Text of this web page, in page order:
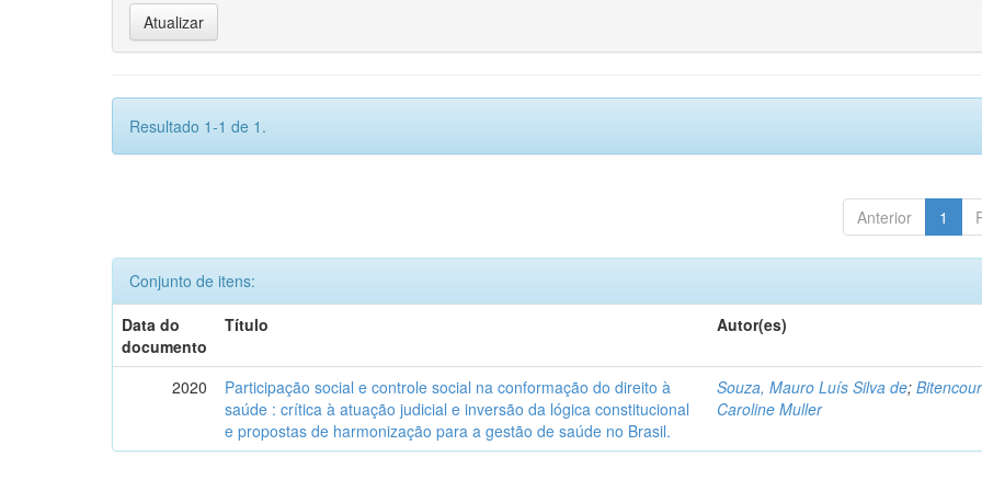
Resultado 1-1 de 1.
Anterior 1
Conjunto de itens:
Data do
documento
Título Autor(es)
2020
Participação social e controle social na conformação do direito à
saúde : crítica à atuação judicial e inversão da lógica constitucional
e propostas de harmonização para a gestão de saúde no Brasil.
Souza, Mauro Luís Silva de;
Caroline Muller